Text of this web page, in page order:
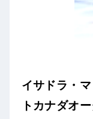
イサドラ・
トカナダオ